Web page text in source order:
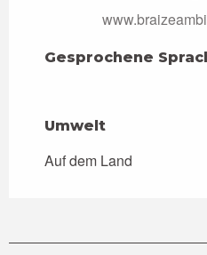
Gesprochene
Gesprochene
Umwelt
Umwelt
Auf dem Land